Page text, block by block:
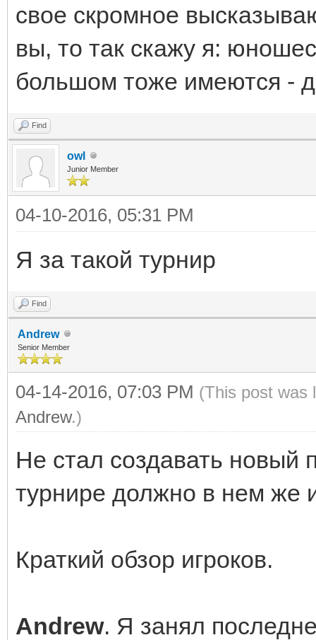
свое скромное
вы, то так скажу я:
большом тоже имеются -
Find
owl
Junior Member
04-10-2016, 05:31 PM
Я за такой турнир
Find
Andrew
Senior Member
04-14-2016, 07:03 PM (This post was
Andrew.)
Не стал создавать новый
турнире должно в нем же
Краткий обзор игроков.
Andrew. Я занял